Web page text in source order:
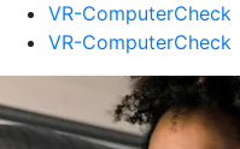
VR-ComputerCheck
VR-ComputerCheck